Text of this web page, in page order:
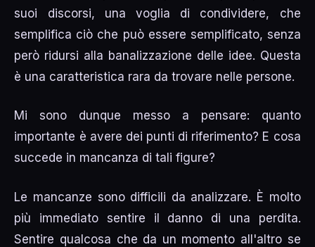
suoi discorsi, una voglia di condividere, che
semplifica ciò che può essere semplificato, senza
però ridursi alla banalizzazione delle idee. Questa
è una caratteristica rara da trovare nelle persone.
Mi sono dunque messo a pensare: quanto
importante è avere dei punti di riferimento? E cosa
succede in mancanza di tali figure?
Le mancanze sono difficili da analizzare. È molto
più immediato sentire il danno di una perdita.
Sentire qualcosa che da un momento all'altro se